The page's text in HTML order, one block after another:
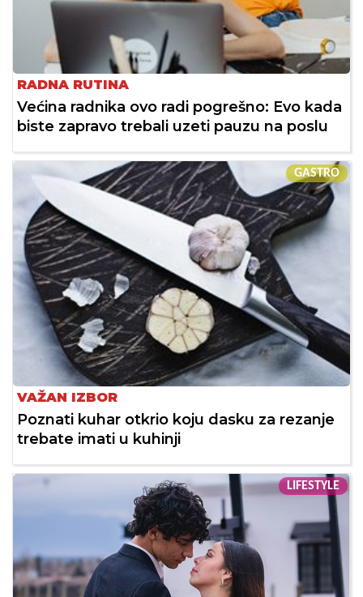
RADNA RUTINA
Većina radnika ovo radi pogrešno: Evo kada
biste zapravo trebali uzeti pauzu na poslu
GASTRO
VAŽAN IZBOR
Poznati kuhar otkrio koju dasku za rezanje
trebate imati u kuhinji
LIFESTYLE